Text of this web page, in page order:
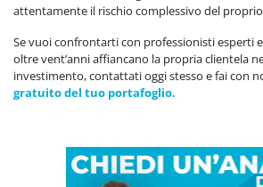
attentamente il rischio complessivo del
Se vuoi confrontarti con professionisti esperti
oltre vent’anni affiancano la propria clientela
investimento, contattati oggi stesso e fai con
gratuito del tuo portafoglio.